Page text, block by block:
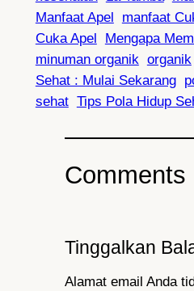
Manfaat Apel
manfaat
Cuka Apel
Mengapa
minuman organik organik
Sehat : Mulai Sekarang
sehat Tips Pola Hidup
Comments
Tinggalkan
Alamat email Anda